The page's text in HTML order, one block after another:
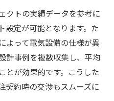
クトの実績データを参考に
設定が可能となります。た
よって電気設備の仕様が異
計事例を複数収集し、平均
とが効果的です。こうした
契約時の交渉もスムーズに